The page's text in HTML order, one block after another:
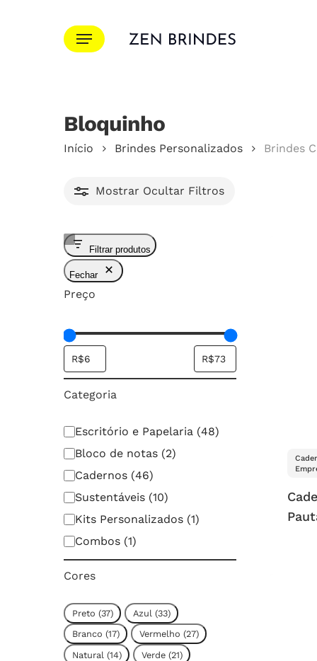
Pressione Enter para pesquisar ou ESC para
Menu
Bloquinho
Início Brindes Personalizados Brindes
Mostrar Ocultar Filtros
Filtrar produtos
Fechar
Preço
Categoria
Categoria
Escritório e Papelaria (48)
Bloco de notas (2)
Cadernos (46)
Sustentáveis (10)
Kits Personalizados (1)
Combos (1)
Cores
CorPreto (37 ) Azul (33 )
Branco (17 ) Vermelho (27 )
Natural (14 ) Verde (21 )